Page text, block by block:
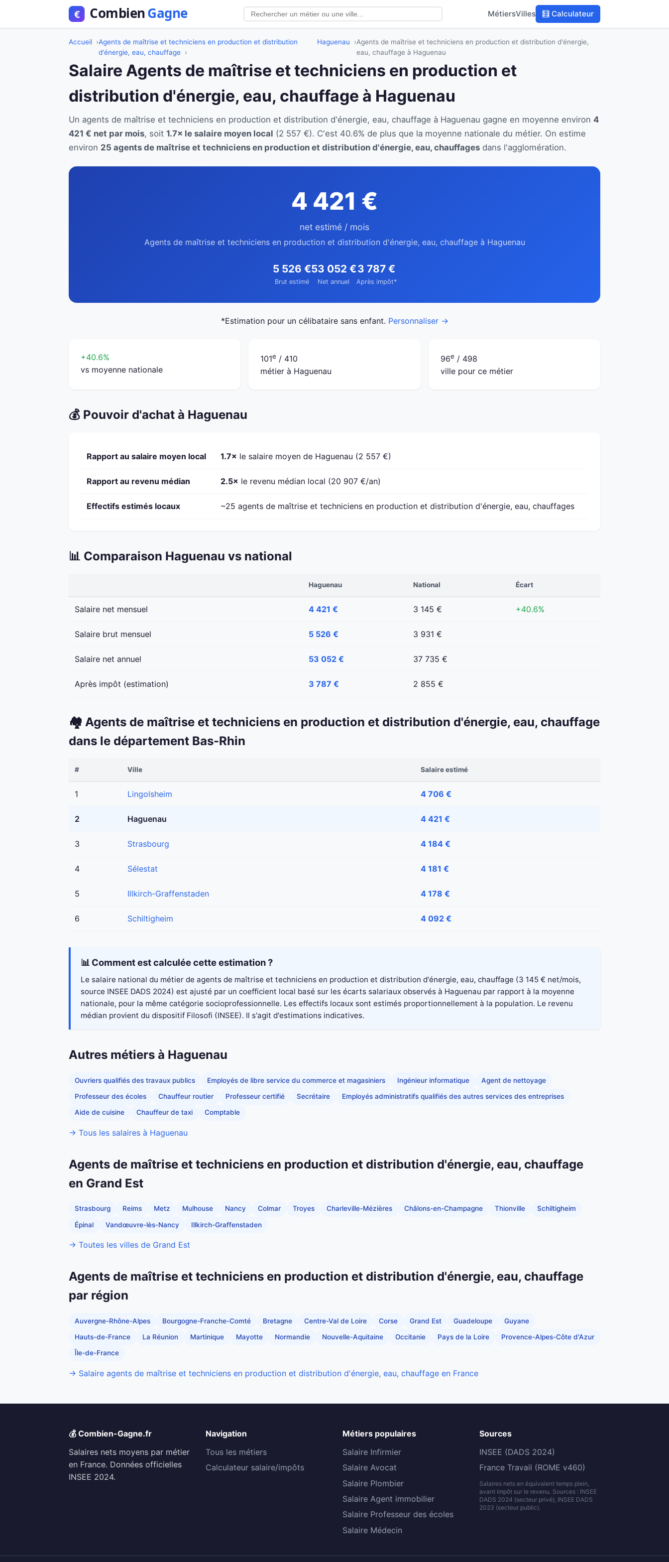
MétiersVilles 🧮 Calculateur
Accueil
Agents de maîtrise et techniciens en production et distribution
d'énergie, eau, chauffage
Haguenau
Agents de maîtrise et techniciens en production et distribution d'énergie,
eau, chauffage à Haguenau
Salaire Agents de maîtrise et techniciens en production et
distribution d'énergie, eau, chauffage à Haguenau
Un agents de maîtrise et techniciens en production et distribution d'énergie, eau, chauffage à Haguenau gagne en moyenne environ 4
421 € net par mois, soit 1.7× le salaire moyen local (2 557 €). C'est 40.6% de plus que la moyenne nationale du métier. On estime
environ 25 agents de maîtrise et techniciens en production et distribution d'énergie, eau, chauffages dans l'agglomération.
4 421 €
net estimé / mois
Agents de maîtrise et techniciens en production et distribution d'énergie, eau, chauffage à Haguenau
5 526 €
Brut estimé
53 052 €
Net annuel
3 787 €
Après impôt*
*Estimation pour un célibataire sans enfant. Personnaliser →
+40.6%
vs moyenne nationale
101e / 410
métier à Haguenau
96e / 498
ville pour ce métier
💰 Pouvoir d'achat à Haguenau
Rapport au salaire moyen local 1.7× le salaire moyen de Haguenau (2 557 €)
Rapport au revenu médian 2.5× le revenu médian local (20 907 €/an)
Effectifs estimés locaux ~25 agents de maîtrise et techniciens en production et distribution d'énergie, eau, chauffages
📊 Comparaison Haguenau vs national
Haguenau National Écart
Salaire net mensuel 4 421 € 3 145 € +40.6%
Salaire brut mensuel 5 526 € 3 931 €
Salaire net annuel 53 052 € 37 735 €
Après impôt (estimation) 3 787 € 2 855 €
🏘️ Agents de maîtrise et techniciens en production et distribution d'énergie, eau, chauffage
dans le département Bas-Rhin
# Ville Salaire estimé
1 Lingolsheim 4 706 €
2 Haguenau 4 421 €
3 Strasbourg 4 184 €
4 Sélestat 4 181 €
5 Illkirch-Graffenstaden 4 178 €
6 Schiltigheim 4 092 €
📊 Comment est calculée cette estimation ?
Le salaire national du métier de agents de maîtrise et techniciens en production et distribution d'énergie, eau, chauffage (3 145 € net/mois,
source INSEE DADS 2024) est ajusté par un coefficient local basé sur les écarts salariaux observés à Haguenau par rapport à la moyenne
nationale, pour la même catégorie socioprofessionnelle. Les effectifs locaux sont estimés proportionnellement à la population. Le revenu
médian provient du dispositif Filosofi (INSEE). Il s'agit d'estimations indicatives.
Autres métiers à Haguenau
Ouvriers qualifiés des travaux publics Employés de libre service du commerce et magasiniers Ingénieur informatique Agent de nettoyage
Professeur des écoles Chauffeur routier Professeur certifié Secrétaire Employés administratifs qualifiés des autres services des entreprises
Aide de cuisine Chauffeur de taxi Comptable
→ Tous les salaires à Haguenau
Agents de maîtrise et techniciens en production et distribution d'énergie, eau, chauffage
en Grand Est
Strasbourg Reims Metz Mulhouse Nancy Colmar Troyes Charleville-Mézières Châlons-en-Champagne Thionville Schiltigheim
Épinal Vandœuvre-lès-Nancy Illkirch-Graffenstaden
→ Toutes les villes de Grand Est
Agents de maîtrise et techniciens en production et distribution d'énergie, eau, chauffage
par région
Auvergne-Rhône-Alpes Bourgogne-Franche-Comté Bretagne Centre-Val de Loire Corse Grand Est Guadeloupe Guyane
Hauts-de-France La Réunion Martinique Mayotte Normandie Nouvelle-Aquitaine Occitanie Pays de la Loire Provence-Alpes-Côte d'Azur
Île-de-France
→ Salaire agents de maîtrise et techniciens en production et distribution d'énergie, eau, chauffage en France
💰 Combien-Gagne.fr
Salaires nets moyens par métier
en France. Données officielles
INSEE 2024.
Navigation
Tous les métiers
Calculateur salaire/impôts
Métiers populaires
Salaire Infirmier
Salaire Avocat
Salaire Plombier
Salaire Agent immobilier
Salaire Professeur des écoles
Salaire Médecin
Sources
INSEE (DADS 2024)
France Travail (ROME v460)
Salaires nets en équivalent temps plein,
avant impôt sur le revenu. Sources : INSEE
DADS 2024 (secteur privé), INSEE DADS
2023 (secteur public).